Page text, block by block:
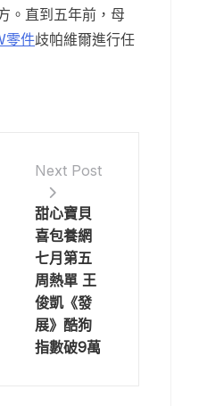
。直到五年前，母
零件歧帕維爾進行任
Next Post
甜心寶貝
喜包養網
七月第五
周熱單 王
俊凱《發
展》酷狗
指數破9萬